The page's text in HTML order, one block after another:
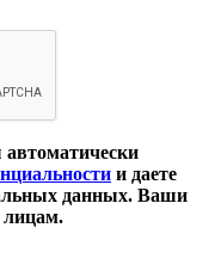
и даете
данных. Ваши
лицам.